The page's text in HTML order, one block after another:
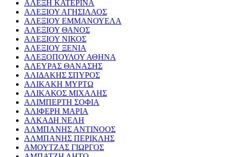
ΑΛΕΞΗ ΚΑΤΕΡΙΝΑ
ΑΛΕΞΙΟΥ ΑΓΗΣΙΛΑΟΣ
ΑΛΕΞΙΟΥ ΕΜΜΑΝΟΥΕΛΑ
ΑΛΕΞΙΟΥ ΘΑΝΟΣ
ΑΛΕΞΙΟΥ ΝΙΚΟΣ
ΑΛΕΞΙΟΥ ΞΕΝΙΑ
ΑΛΕΞΟΠΟΥΛΟΥ ΑΘΗΝΑ
ΑΛΕΥΡΑΣ ΘΑΝΑΣΗΣ
ΑΛΙΔΑΚΗΣ ΣΠΥΡΟΣ
ΑΛΙΚΑΚΗ ΜΥΡΤΩ
ΑΛΙΚΑΚΟΣ ΜΙΧΑΛΗΣ
ΑΛΙΜΠΕΡΤΗ ΣΟΦΙΑ
ΑΛΙΦΕΡΗ ΜΑΡΙΑ
ΑΛΚΑΔΗ ΝΕΛΗ
ΑΛΜΠΑΝΗΣ ΑΝΤΙΝΟΟΣ
ΑΛΜΠΑΝΗΣ ΠΕΡΙΚΛΗΣ
ΑΜΟΥΤΖΑΣ ΓΙΩΡΓΟΣ